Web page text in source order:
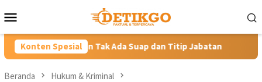
ke
Mobile
Konten Spesial
Ada Suap dan Titip Jabatan Gubernur YSK Rotasi
Beranda Hukum & Kriminal